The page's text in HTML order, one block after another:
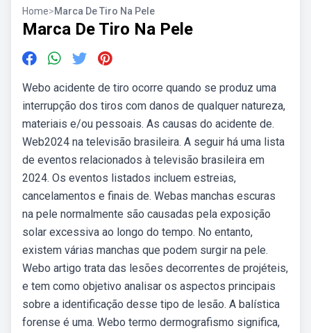
Home>Marca De Tiro Na Pele
Marca De Tiro Na Pele
Webo acidente de tiro ocorre quando se produz uma
interrupção dos tiros com danos de qualquer natureza,
materiais e/ou pessoais. As causas do acidente de.
Web2024 na televisão brasileira. A seguir há uma lista
de eventos relacionados à televisão brasileira em
2024. Os eventos listados incluem estreias,
cancelamentos e finais de. Webas manchas escuras
na pele normalmente são causadas pela exposição
solar excessiva ao longo do tempo. No entanto,
existem várias manchas que podem surgir na pele.
Webo artigo trata das lesões decorrentes de projéteis,
e tem como objetivo analisar os aspectos principais
sobre a identificação desse tipo de lesão. A balística
forense é uma. Webo termo dermografismo significa,